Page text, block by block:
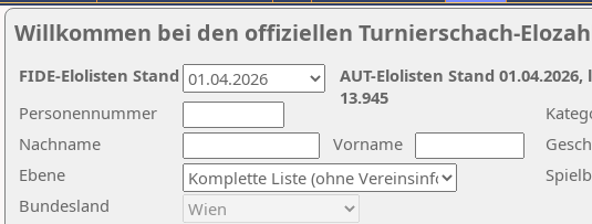
Willkommen bei den offiziellen Turnierschach-
Nachname
Vorname
Ebene
Personennummer
Bundesland
AUT-Elolisten Stand
13.945
FIDE-Elolisten Stand